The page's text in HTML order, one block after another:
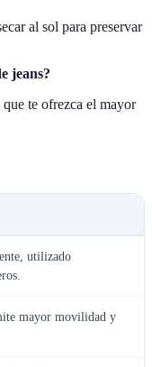
al sol para preservar
jeans?
te ofrezca el mayor
utilizado
mayor movilidad y